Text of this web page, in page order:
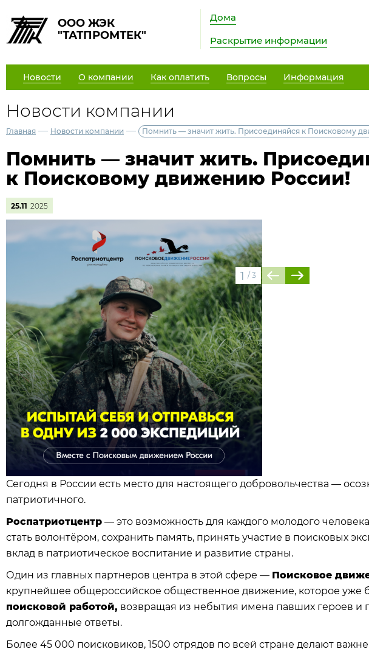
ООО ЖЭК
"ТАТПРОМТЕК"
Дома
Раскрытие информации
Новости О компании Как оплатить Вопросы Информация
Новости компании
Главная — Новости компании — Помнить — значит жить. Присоединяйся к Поисковому
Помнить — значит жить.
к Поисковому движению России!
25.11 2025
1 / 3
Сегодня в России есть место для настоящего добровольчества —
патриотичного.
Роспатриотцентр — это возможность для каждого молодого
стать волонтёром, сохранить память, принять участие в поисковых
вклад в патриотическое воспитание и развитие страны.
Один из главных партнеров центра в этой сфере — Поисковое
крупнейшее общероссийское общественное движение, которое уже
поисковой работой, возвращая из небытия имена павших героев и
долгожданные ответы.
Более 45 000 поисковиков, 1500 отрядов по всей стране делают